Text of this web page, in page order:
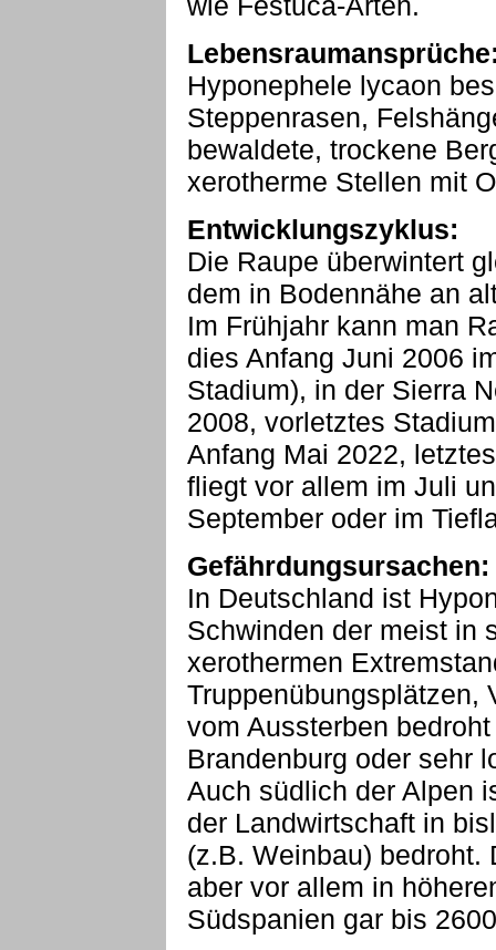
Hyponephele lycaon
Steppenrasen,
bewaldete, trockene
xerotherme Stellen mit
Entwicklungszyklus:
Die Raupe überwintert
dem in Bodennähe an
Im Frühjahr kann man
dies Anfang Juni 2006
Stadium), in der Sierra
2008, vorletztes
Anfang Mai 2022,
fliegt vor allem im Juli
September oder im
Gefährdungsursachen:
In Deutschland ist
Schwinden der meist in
xerothermen
Truppenübungsplätzen,
vom Aussterben
Brandenburg oder sehr
Auch südlich der Alpen
der Landwirtschaft in
(z.B. Weinbau) bedroht.
aber vor allem in
Südspanien gar bis